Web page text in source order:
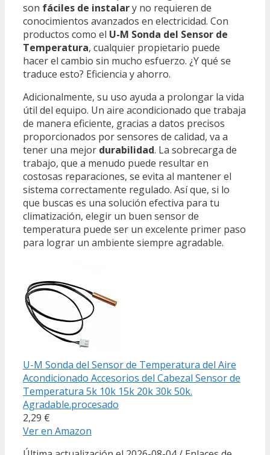
son fáciles de instalary no requieren de
conocimientos avanzados en electricidad. Con
productos como el U-M Sonda del Sensor de
Temperatura, cualquier propietario puede
hacer el cambio sin mucho esfuerzo. ¿Y qué se
traduce esto? Eficiencia y ahorro.
Adicionalmente, su uso ayuda a prolongar la vida
útil del equipo. Un aire acondicionado que trabaja
de manera eficiente, gracias a datos precisos
proporcionados por sensores de calidad, va a
tener una mejor durabilidad. La sobrecarga de
trabajo, que a menudo puede resultar en
costosas reparaciones, se evita al mantener el
sistema correctamente regulado. Así que, si lo
que buscas es una solución efectiva para tu
climatización, elegir un buen sensor de
temperatura puede ser un excelente primer paso
para lograr un ambiente siempre agradable.
U-M Sonda del Sensor de Temperatura del Aire
Acondicionado Accesorios del Cabezal Sensor de
Temperatura 5k 10k 15k 20k 30k 50k.
Agradable.procesado
2,29 €
Ver en Amazon